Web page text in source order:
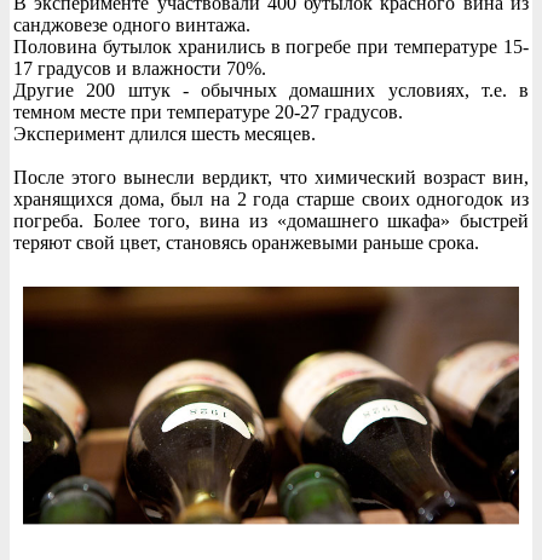
санджовезе одного винтажа.
Половина бутылок хранились в погребе при температуре 15-
17 градусов и влажности 70%.
Другие 200 штук - обычных домашних условиях, т.е. в
темном месте при температуре 20-27 градусов.
Эксперимент длился шесть месяцев.
После этого вынесли вердикт, что химический возраст вин,
хранящихся дома, был на 2 года старше своих одногодок из
погреба. Более того, вина из «домашнего шкафа» быстрей
теряют свой цвет, становясь оранжевыми раньше срока.